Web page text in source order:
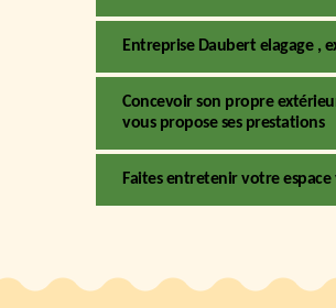
Entreprise Daubert elagage ,
Concevoir son propre
vous propose ses prestations
Faites entretenir votre